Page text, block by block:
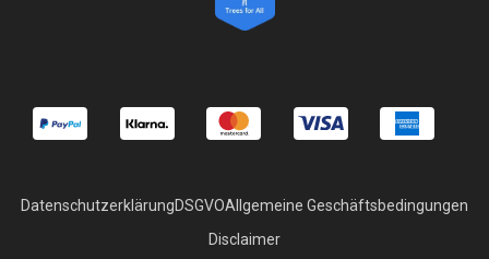
DatenschutzerklärungDSGVOAllgemeine Geschäftsbedingungen
Disclaimer